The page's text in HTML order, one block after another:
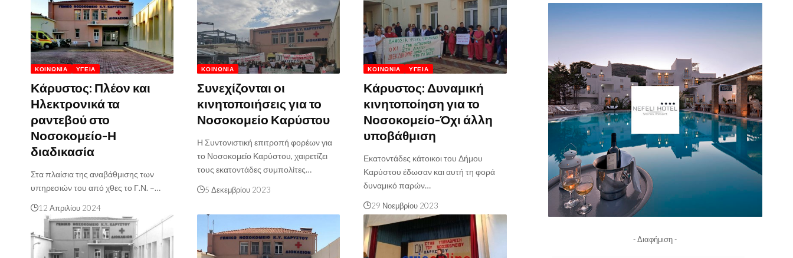
ΚΟΙΝΩΝΊΑ ΥΓΕΊΑ
Κάρυστος: Πλέον και
Ηλεκτρονικά τα
ραντεβού στο
Νοσοκομείο-Η
διαδικασία
Στα πλαίσια της αναβάθμισης των
υπηρεσιών του από χθες το Γ.Ν. –…
12 Απριλίου 2024
ΚΟΙΝΩΝΊΑ
Συνεχίζονται οι
κινητοποιήσεις για το
Νοσοκομείο Καρύστου
Η Συντονιστική επιτροπή φορέων για
το Νοσοκομείο Καρύστου, χαιρετίζει
τους εκατοντάδες συμπολίτες…
5 Δεκεμβρίου 2023
ΚΟΙΝΩΝΊΑ ΥΓΕΊΑ
Κάρυστος: Δυναμική
κινητοποίηση για το
Νοσοκομείο-Όχι άλλη
υποβάθμιση
Εκατοντάδες κάτοικοι του Δήμου
Καρύστου έδωσαν και αυτή τη φορά
δυναμικό παρών…
29 Νοεμβρίου 2023
- Διαφήμιση -